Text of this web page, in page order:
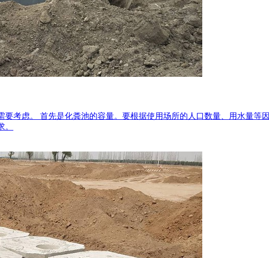
考虑。 首先是化粪池的容量。要根据使用场所的人口数量、用水量等